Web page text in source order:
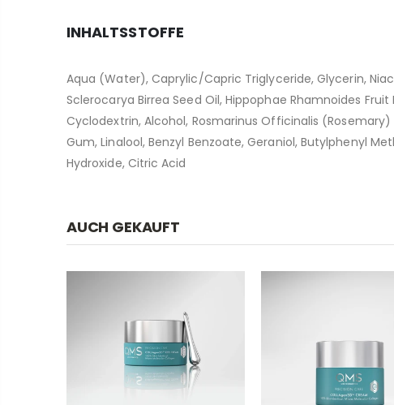
INHALTSSTOFFE
Aqua (Water), Caprylic/Capric Triglyceride, Glycerin,
Sclerocarya Birrea Seed Oil, Hippophae Rhamnoides
Cyclodextrin, Alcohol, Rosmarinus Officinalis
Gum, Linalool, Benzyl Benzoate, Geraniol, Butylphenyl
Hydroxide, Citric Acid
AUCH GEKAUFT